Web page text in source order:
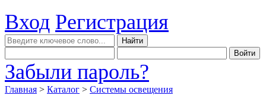
Вход Регистрация
Забыли пароль?
Главная > Каталог > Системы освещения